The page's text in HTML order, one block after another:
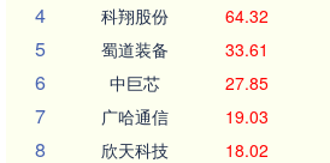
4 科翔股份 64.32
5 蜀道装备 33.61
6 中巨芯 27.85
7 广哈通信 19.03
8 欣天科技 18.02